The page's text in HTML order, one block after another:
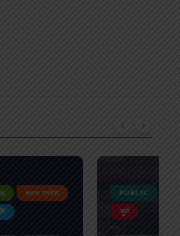
PUBLIC आजमगढ़ उत्तर प्रदेश
जुर्म